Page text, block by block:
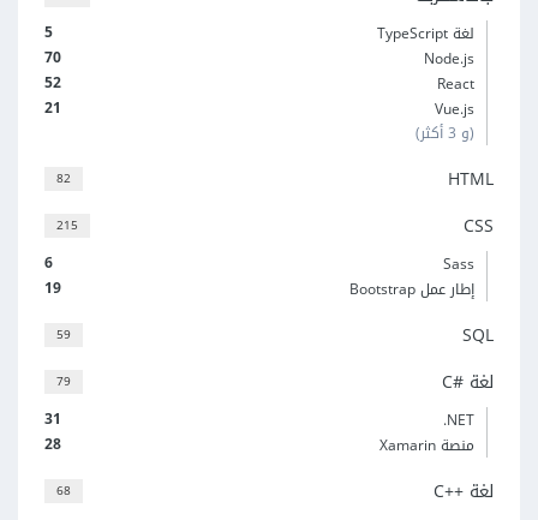
5
لغة TypeScript
70
Node.js
52
React
21
Vue.js
(و 3 أكثر)
82 HTML
215 CSS
6
Sass
19
إطار عمل Bootstrap
59 SQL
79 لغة C#‎
31
‎.NET
28
منصة Xamarin
68 لغة C++‎